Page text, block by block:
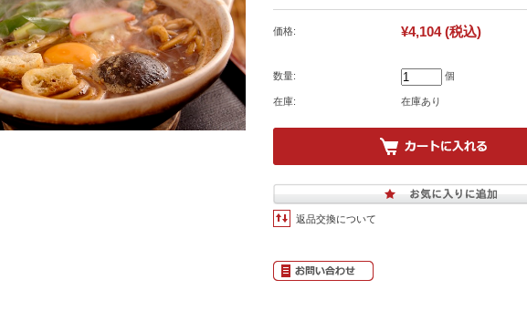
価格: ¥4,104 (税込)
数量: 個
在庫: 在庫あり
返品交換について